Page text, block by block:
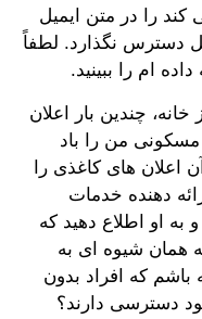
کند را در متن ایمیل
دسترس نگذارد. لطفاً
ام را ببینید.
چندین بار اعلان
من را باد
اعلان های کاغذی را
دهنده خدمات
به او اطلاع دهید که
به همان شیوه ای به
که افراد بدون
دسترسی دارند؟